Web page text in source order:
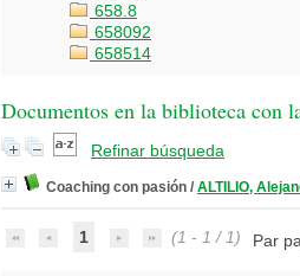
658.8
658092
658514
Documentos en la biblioteca con
Refinar búsqueda
Coaching con pasión / ALTILIO,
1 (1 - 1 / 1) Par